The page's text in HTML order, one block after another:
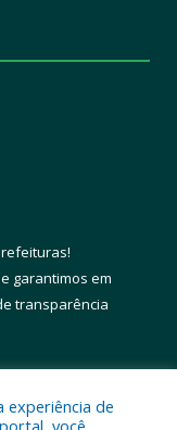
!
garantimos em
transparência
experiência de
você